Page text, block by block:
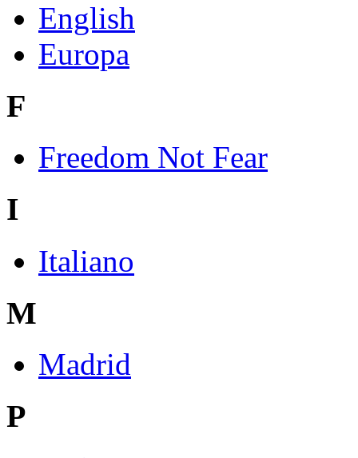
English
Europa
F
Freedom Not Fear
I
Italiano
M
Madrid
P